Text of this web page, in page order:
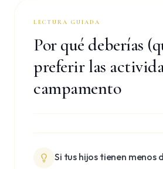
LECTURA GUIADA
Por qué deberías
preferir las
campamento
Si tus hijos tienen menos